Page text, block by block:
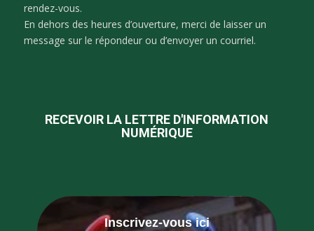
rendez-vous.
En dehors des heures d’ouverture, merci de laisser un
message sur le répondeur ou d’envoyer un courriel.
RECEVOIR LA LETTRE D'INFORMATION
NUMÉRIQUE
Inscrivez-vous ici